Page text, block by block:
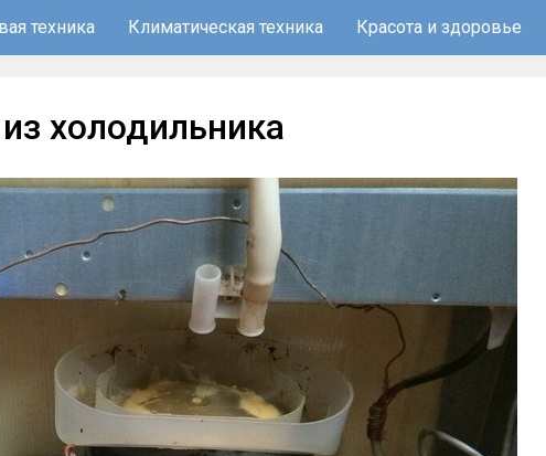
техника Климатическая техника Красота и здоровье
холодильника